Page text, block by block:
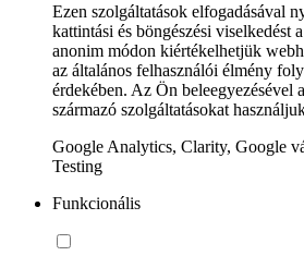
Ezen szolgáltatások elfogadásával
kattintási és böngészési viselkedést
anonim módon kiértékelhetjük
az általános felhasználói élmény
érdekében. Az Ön beleegyezésével
származó szolgáltatásokat
Google Analytics, Clarity, Google
Testing
Funkcionális